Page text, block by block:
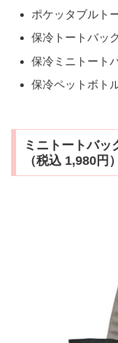
ポケッタブルト
保冷トートバッ
保冷ミニトート
保冷ペットボト
ミニトートバ
（税込 1,980円）